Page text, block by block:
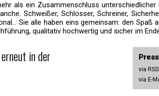
als ein Zusammenschluss unterschiedlicher
Schweißer, Schlosser, Schreiner,
Sie alle haben eins gemeinsam: den Spaß
qualitativ hochwertig und sicher im
in der
via
via E-